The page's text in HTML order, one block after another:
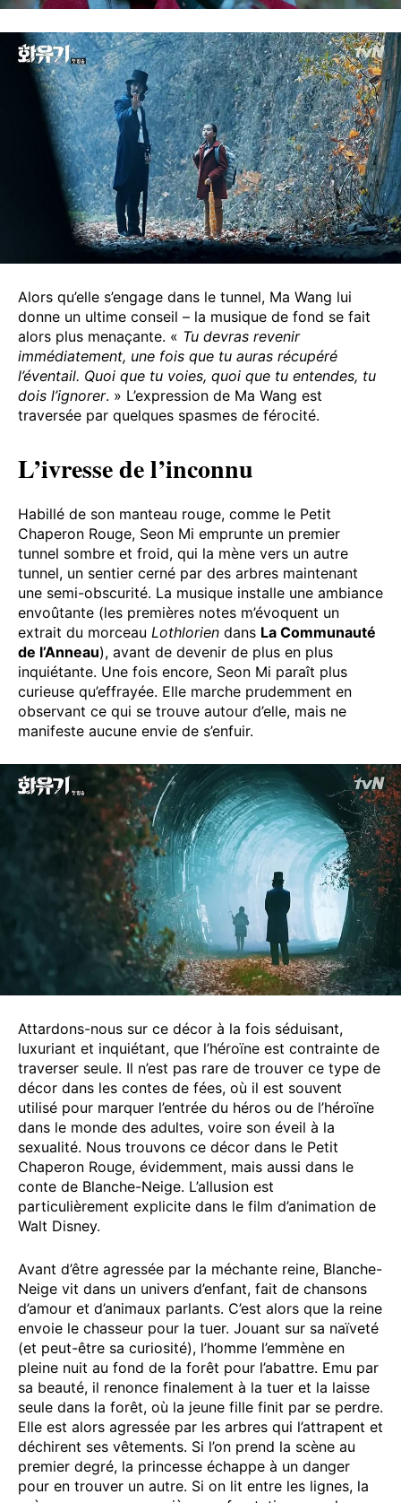
Alors qu’elle s’engage dans le tunnel, Ma Wang lui
donne un ultime conseil – la musique de fond se fait
alors plus menaçante. « Tu devras revenir
immédiatement, une fois que tu auras récupéré
l’éventail. Quoi que tu voies, quoi que tu entendes, tu
dois l’ignorer. » L’expression de Ma Wang est
traversée par quelques spasmes de férocité.
L’ivresse de l’inconnu
Habillé de son manteau rouge, comme le Petit
Chaperon Rouge, Seon Mi emprunte un premier
tunnel sombre et froid, qui la mène vers un autre
tunnel, un sentier cerné par des arbres maintenant
une semi-obscurité. La musique installe une ambiance
envoûtante (les premières notes m’évoquent un
extrait du morceau Lothlorien dans La Communauté
de l’Anneau), avant de devenir de plus en plus
inquiétante. Une fois encore, Seon Mi paraît plus
curieuse qu’effrayée. Elle marche prudemment en
observant ce qui se trouve autour d’elle, mais ne
manifeste aucune envie de s’enfuir.
Attardons-nous sur ce décor à la fois séduisant,
luxuriant et inquiétant, que l’héroïne est contrainte de
traverser seule. Il n’est pas rare de trouver ce type de
décor dans les contes de fées, où il est souvent
utilisé pour marquer l’entrée du héros ou de l’héroïne
dans le monde des adultes, voire son éveil à la
sexualité. Nous trouvons ce décor dans le Petit
Chaperon Rouge, évidemment, mais aussi dans le
conte de Blanche-Neige. L’allusion est
particulièrement explicite dans le film d’animation de
Walt Disney.
Avant d’être agressée par la méchante reine, Blanche-
Neige vit dans un univers d’enfant, fait de chansons
d’amour et d’animaux parlants. C’est alors que la reine
envoie le chasseur pour la tuer. Jouant sur sa naïveté
(et peut-être sa curiosité), l’homme l’emmène en
pleine nuit au fond de la forêt pour l’abattre. Emu par
sa beauté, il renonce finalement à la tuer et la laisse
seule dans la forêt, où la jeune fille finit par se perdre.
Elle est alors agressée par les arbres qui l’attrapent et
déchirent ses vêtements. Si l’on prend la scène au
premier degré, la princesse échappe à un danger
pour en trouver un autre. Si on lit entre les lignes, la